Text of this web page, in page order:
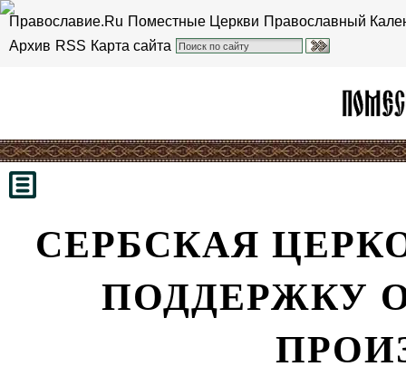
Православие.Ru Поместные Церкви Православный
Архив RSS Карта сайта
СЕРБСКАЯ
ПОДДЕРЖКУ